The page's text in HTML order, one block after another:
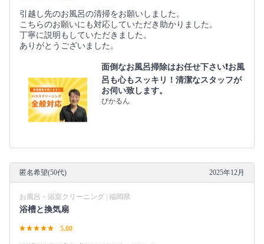
引越し先のお風呂の清掃をお願いしました。
こちらのお願いにも対応していただき助かりました。
丁寧に説明もしていただきました。
ありがとうございました。
面倒なお風呂掃除はお任せ下さい❗️お風
呂も心もスッキリ！清潔なスタッフが
お伺い致します。
ぴかるん
匿名希望(50代) 2025年12月
お風呂・浴室クリーニング | 福岡県
浴槽と換気扇
5.00